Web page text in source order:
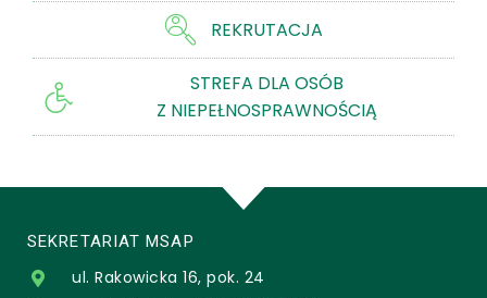
REKRUTACJA
STREFA DLA OSÓB
Z NIEPEŁNOSPRAWNOŚCIĄ
SEKRETARIAT MSAP
ul. Rakowicka 16, pok. 24